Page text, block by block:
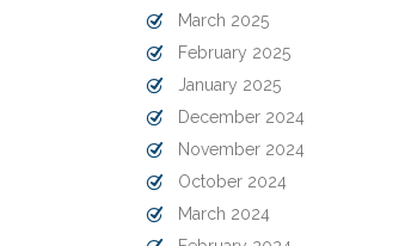
March 2025
February 2025
January 2025
December 2024
November 2024
October 2024
March 2024